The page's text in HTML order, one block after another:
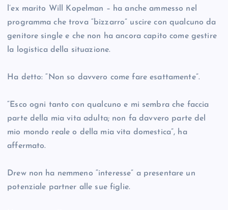
l’ex marito Will Kopelman – ha anche ammesso nel
programma che trova “bizzarro” uscire con qualcuno da
genitore single e che non ha ancora capito come gestire
la logistica della situazione.
Ha detto: “Non so davvero come fare esattamente”.
“Esco ogni tanto con qualcuno e mi sembra che faccia
parte della mia vita adulta; non fa davvero parte del
mio mondo reale o della mia vita domestica”, ha
affermato.
Drew non ha nemmeno “interesse” a presentare un
potenziale partner alle sue figlie.